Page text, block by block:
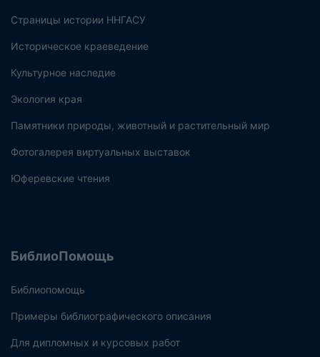
Страницы истории ННГАСУ
Историческое краеведение
Культурное наследие
Экология края
Памятники природы, животный и растительный мир
Фотогалерея виртуальных выставок
Юферевские чтения
БиблиоПомощь
Библиопомощь
Примеры библиографического описания
Для дипломных и курсовых работ